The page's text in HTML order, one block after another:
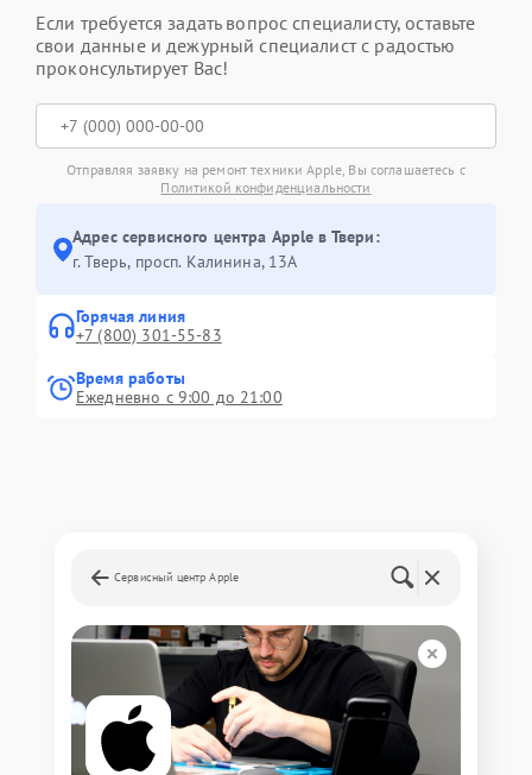
Если требуется задать вопрос специалисту, оставьте
свои данные и дежурный специалист с радостью
проконсультирует Вас!
Отправляя заявку на ремонт техники Apple, Вы соглашаетесь с
Политикой конфиденциальности
Адрес сервисного центра Apple в Твери:
г. Тверь, просп. Калинина, 13А
Горячая линия
+7 (800) 301-55-83
Время работы
Ежедневно с 9:00 до 21:00
Сервисный центр Apple